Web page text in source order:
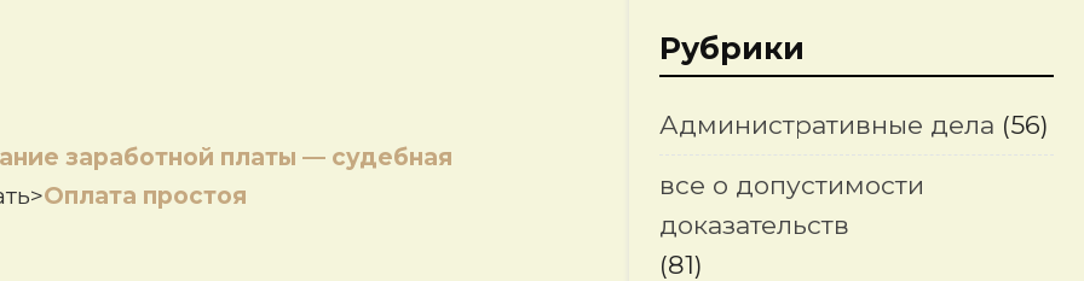
заработной платы — судебная
Оплата простоя
Рубрики
Административные дела (56)
все о допустимости
доказательств
(81)